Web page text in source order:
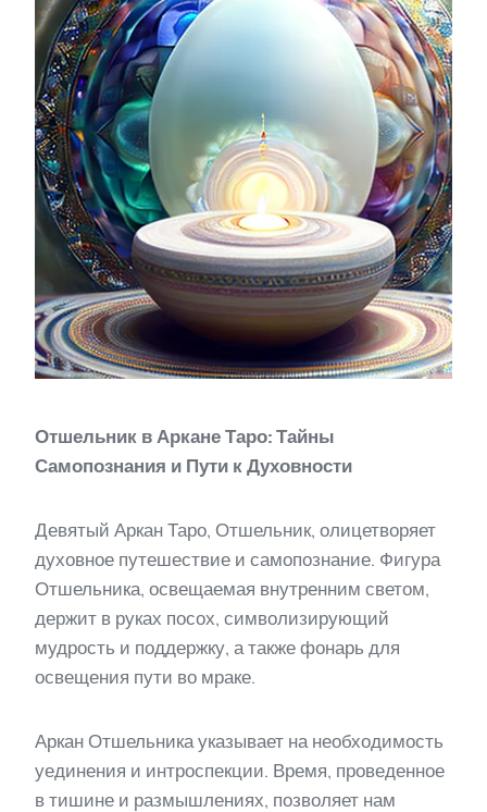
Отшельник в Аркане Таро: Тайны
Самопознания и Пути к Духовности
Девятый Аркан Таро, Отшельник, олицетворяет
духовное путешествие и самопознание. Фигура
Отшельника, освещаемая внутренним светом,
держит в руках посох, символизирующий
мудрость и поддержку, а также фонарь для
освещения пути во мраке.
Аркан Отшельника указывает на необходимость
уединения и интроспекции. Время, проведенное
в тишине и размышлениях, позволяет нам